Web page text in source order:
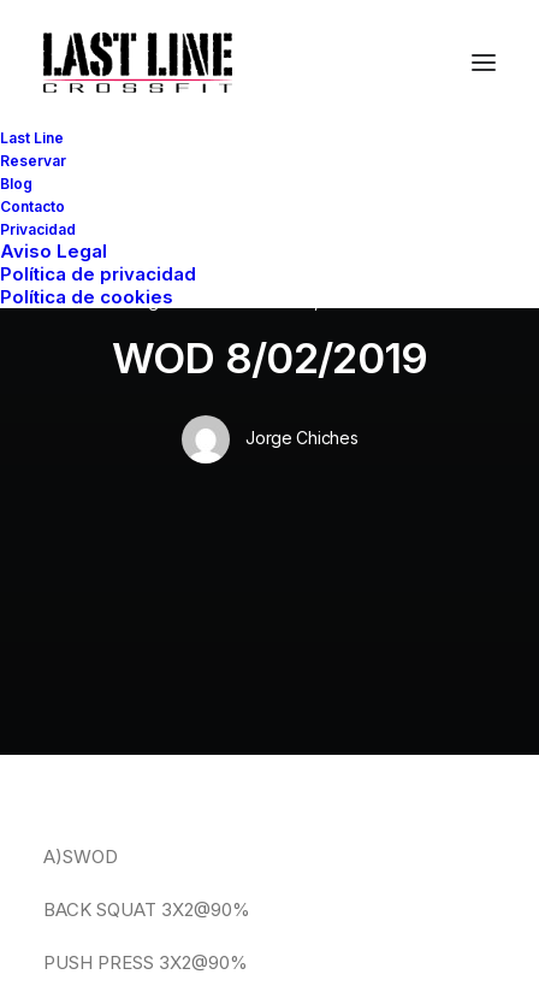
Last Line
Reservar
Blog
Contacto
Privacidad
Aviso Legal
Política de privacidad
Política de cookies
InSin categoría
WOD 8/02/2019
Jorge Chiches
A)SWOD
BACK SQUAT 3X2@90%
PUSH PRESS 3X2@90%